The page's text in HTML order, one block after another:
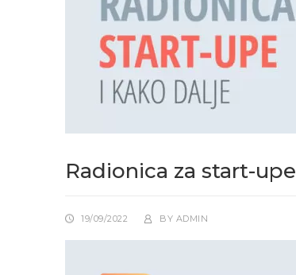
Radionica za start-upe
19/09/2022 BY ADMIN